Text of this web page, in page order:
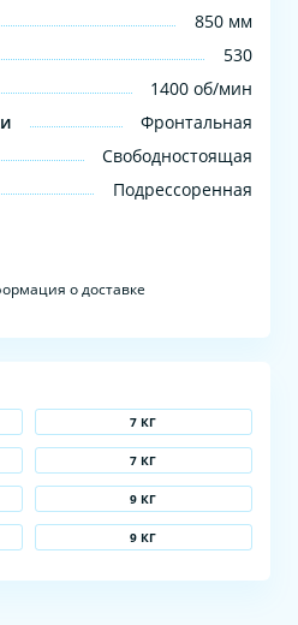
850 мм
530
1400 об/мин
Фронтальная
Свободностоящая
Подрессоренная
о доставке
7 КГ
7 КГ
9 КГ
9 КГ